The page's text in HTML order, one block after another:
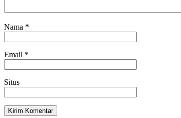
Nama *
Email *
Situs